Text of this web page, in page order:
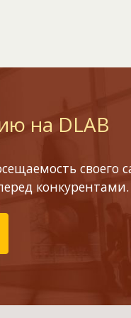
на DLAB
своего
конкурентами.